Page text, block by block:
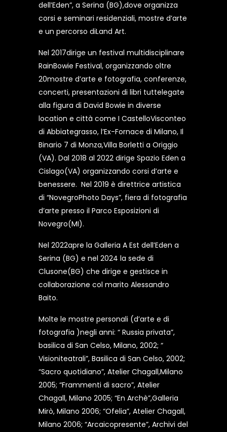
dell’Eden”, a Serina (BG),dove organizza
corsi e seminari residenziali, mostre d’arte
e un percorso diLand Art.
Nel 2017dirige un festival multidisciplinare
RainBowie Festival, organizzando oltre
20mostre d’arte e fotografia, conferenze,
concerti, presentazioni di libri tuttelegate
alla figura di David Bowie in diverse
location e città come I CastelloVisconteo
di Abbiategrasso, l’Ex-Fornace di Milano, Il
Binario 7 di Monza,Villa Borletti a Origgio
(VA). Dal 2018 al 2022 dirige Spazio Eden a
Cislago(VA) organizzando corsi d’arte e
benessere. Nel 2019 è direttrice artistica
di “NovegroPhoto Days”, fiera di fotografia
d’arte presso il Parco Esposizioni di
Novegro(MI).
Nel 2022apre la Galleria A Est dell’Eden a
Serina (BG) e nel 2024 la sede di
Clusone(BG) che dirige e gestisce in
collaborazione col marito Alessandro
Baito.
Molte le mostre personali (d’arte e di
fotografia )negli anni: “ Russia privata”,
basilica di San Celso, Milano, 2002; “
Visioniteatrali”, Basilica di San Celso, 2002;
“Sacro quotidiano”, Atelier Chagall,Milano
2005; “Frammenti di sacro”, Atelier
Chagall, Milano 2005; “En Archè”,Galleria
Mirò, Milano 2006; “Ofelia”, Atelier Chagall,
Milano 2006; “Arcaicopresente”, Archivi del